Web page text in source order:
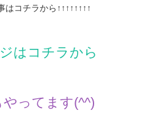
はコチラから↑↑↑↑↑↑↑↑
はコチラから
ってます(^^)